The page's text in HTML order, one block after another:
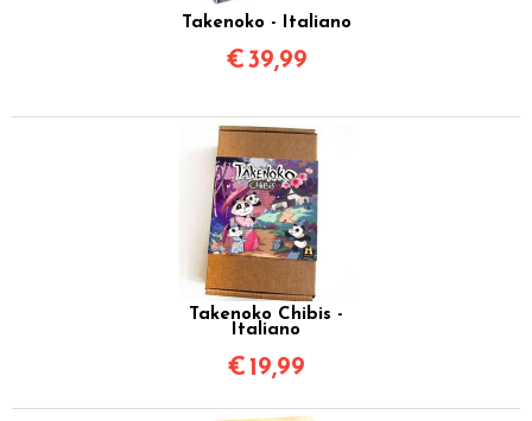
Takenoko - Italiano
€39,99
Takenoko Chibis -
Italiano
€ 19,99